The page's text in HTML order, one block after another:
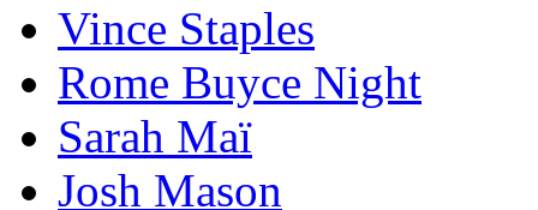
Vince Staples
Rome Buyce Night
Sarah Maï
Josh Mason